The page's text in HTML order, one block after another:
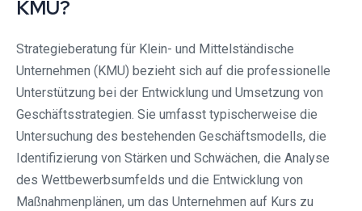
KMU?
Strategieberatung für Klein- und Mittelständische
Unternehmen (KMU) bezieht sich auf die professionelle
Unterstützung bei der Entwicklung und Umsetzung von
Geschäftsstrategien. Sie umfasst typischerweise die
Untersuchung des bestehenden Geschäftsmodells, die
Identifizierung von Stärken und Schwächen, die Analyse
des Wettbewerbsumfelds und die Entwicklung von
Maßnahmenplänen, um das Unternehmen auf Kurs zu